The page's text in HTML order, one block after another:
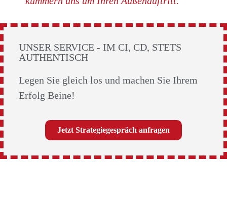
UNSER SERVICE - IM CI, CD, STETS
AUTHENTISCH
Legen Sie gleich los und machen Sie Ihrem
Erfolg Beine!
Jetzt Strategiegespräch anfragen